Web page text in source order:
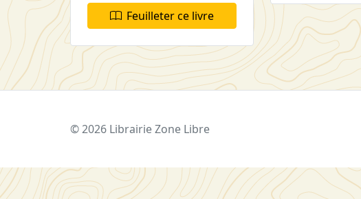
Feuilleter ce livre
© 2026 Librairie Zone Libre